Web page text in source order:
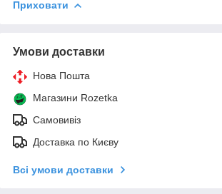
Приховати
Умови доставки
Нова Пошта
Магазини Rozetka
Самовивіз
Доставка по Києву
Всі умови доставки